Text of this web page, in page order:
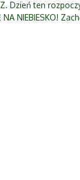
Dzień ten
NIEBIESKO!